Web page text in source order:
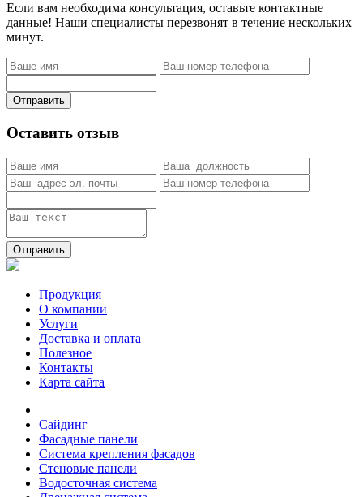
Если вам необходима консультация, оставьте контактные
данные! Наши специалисты перезвонят в течение нескольких
минут.
Отправить
Оставить отзыв
Отправить
Продукция
О компании
Услуги
Доставка и оплата
Полезное
Контакты
Карта сайта
Сайдинг
Фасадные панели
Система крепления фасадов
Стеновые панели
Водосточная система